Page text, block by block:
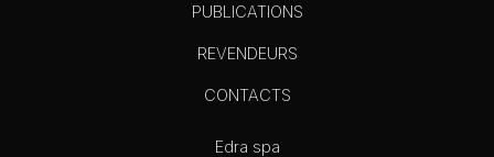
PUBLICATIONS
REVENDEURS
CONTACTS
Edra spa